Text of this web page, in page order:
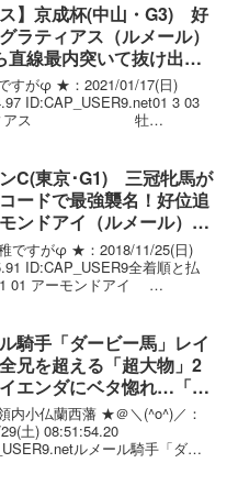
ス】京成杯(中山・G3) 好
ラティアス（ルメール）
直線最内突いて抜け出し
覇！
すがφ ★：2021/01/17(日)
ID:CAP_USER9.net01 3 03
ィアス 牡
C(東京･G1) 三冠牝馬が
ードで最強襲名！好位追
ンドアイ（ルメール）鮮
出し2分20秒6圧勝！
ですがφ ★：2018/11/25(日)
ID:CAP_USER9全着順と払
01 アーモンドアイ
騎手「ダービー馬」レイ
兄を超える「超大物」2
エンダにベタ惚れ…「こ
がいい」に騒然
内小仏蘭西藩 ★＠＼(^o^)／：
土) 08:51:54.20
ルメール騎手「ダー